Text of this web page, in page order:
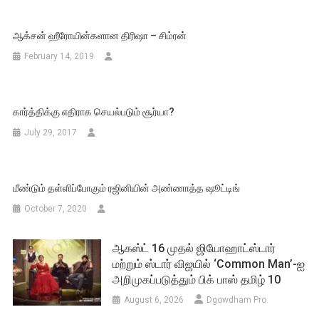
ஆக்சன் ஹீரோயின்களான திரிஷா – சிம்ரன்
February 14, 2019
கார்த்திக்கு எதிராக செயல்படும் சூர்யா?
July 29, 2017
மீண்டும் தள்ளிப்போகும் ரஜினியின் அண்ணாத்த ஷூட்டிங்
October 7, 2020
ஆகஸ்ட் 16 முதல் ஜியோஹாட்ஸ்டார்
மற்றும் ஸ்டார் விஜயில் ‘Common Man’-ஐ
அறிமுகப்படுத்தும் பிக் பாஸ் தமிழ் 10
August 6, 2026 Dgowdham Pro